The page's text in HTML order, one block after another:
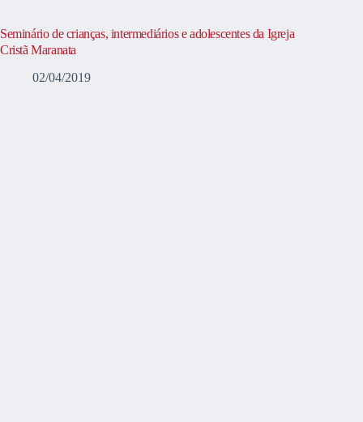
Seminário de crianças, intermediários e adolescentes da Igreja
Cristã Maranata
02/04/2019